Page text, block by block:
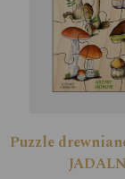
Puzzle